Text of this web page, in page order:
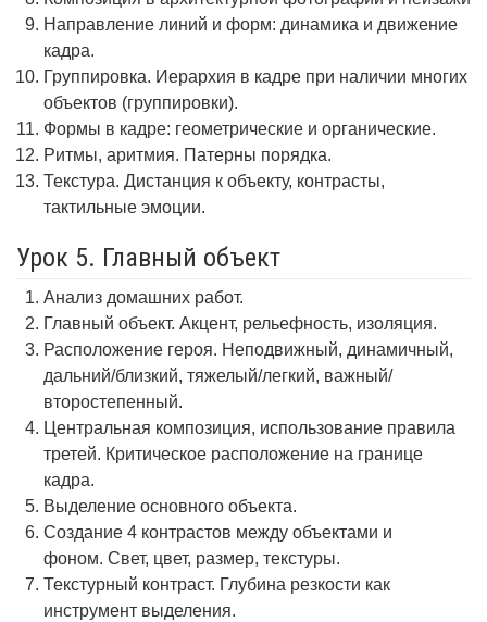
Направление линий и форм: динамика и движение
кадра.
Группировка. Иерархия в кадре при наличии многих
объектов (группировки).
Формы в кадре: геометрические и органические.
Ритмы, аритмия. Патерны порядка.
Текстура. Дистанция к объекту, контрасты,
тактильные эмоции.
Урок 5. Главный объект
Анализ домашних работ.
Главный объект. Акцент, рельефность, изоляция.
Расположение героя. Неподвижный, динамичный,
дальний/близкий, тяжелый/легкий, важный/
второстепенный.
Центральная композиция, использование правила
третей. Критическое расположение на границе
кадра.
Выделение основного объекта.
Создание 4 контрастов между объектами и
фоном. Свет, цвет, размер, текстуры.
Текстурный контраст. Глубина резкости как
инструмент выделения.